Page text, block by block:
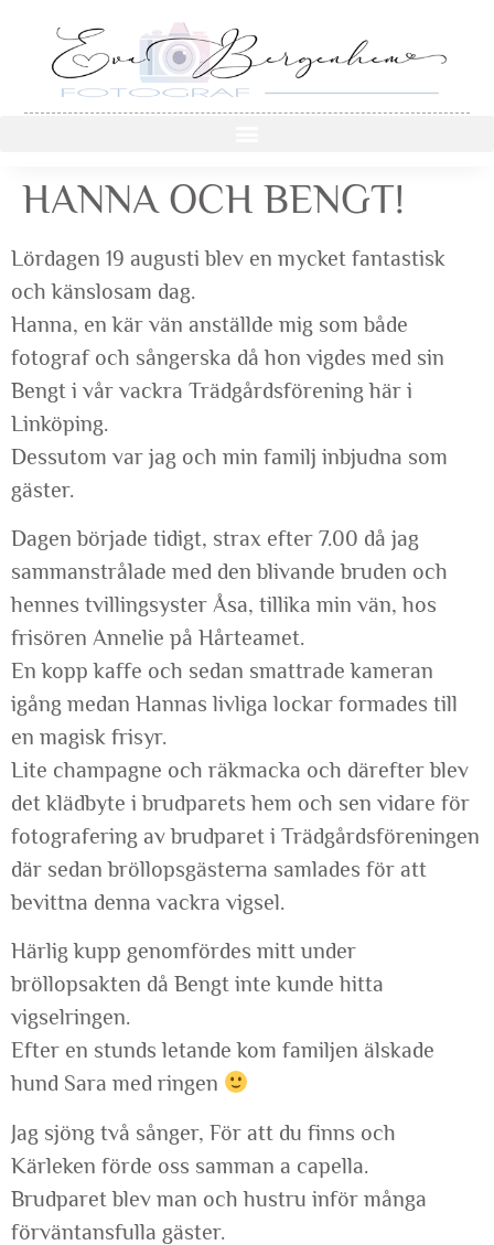
HANNA OCH BENGT!
Lördagen 19 augusti blev en mycket fantastisk
och känslosam dag.
Hanna, en kär vän anställde mig som både
fotograf och sångerska då hon vigdes med sin
Bengt i vår vackra Trädgårdsförening här i
Linköping.
Dessutom var jag och min familj inbjudna som
gäster.
Dagen började tidigt, strax efter 7.00 då jag
sammanstrålade med den blivande bruden och
hennes tvillingsyster Åsa, tillika min vän, hos
frisören Annelie på Hårteamet.
En kopp kaffe och sedan smattrade kameran
igång medan Hannas livliga lockar formades till
en magisk frisyr.
Lite champagne och räkmacka och därefter blev
det klädbyte i brudparets hem och sen vidare för
fotografering av brudparet i Trädgårdsföreningen
där sedan bröllopsgästerna samlades för att
bevittna denna vackra vigsel.
Härlig kupp genomfördes mitt under
bröllopsakten då Bengt inte kunde hitta
vigselringen.
Efter en stunds letande kom familjen älskade
hund Sara med ringen
Jag sjöng två sånger, För att du finns och
Kärleken förde oss samman a capella.
Brudparet blev man och hustru inför många
förväntansfulla gäster.